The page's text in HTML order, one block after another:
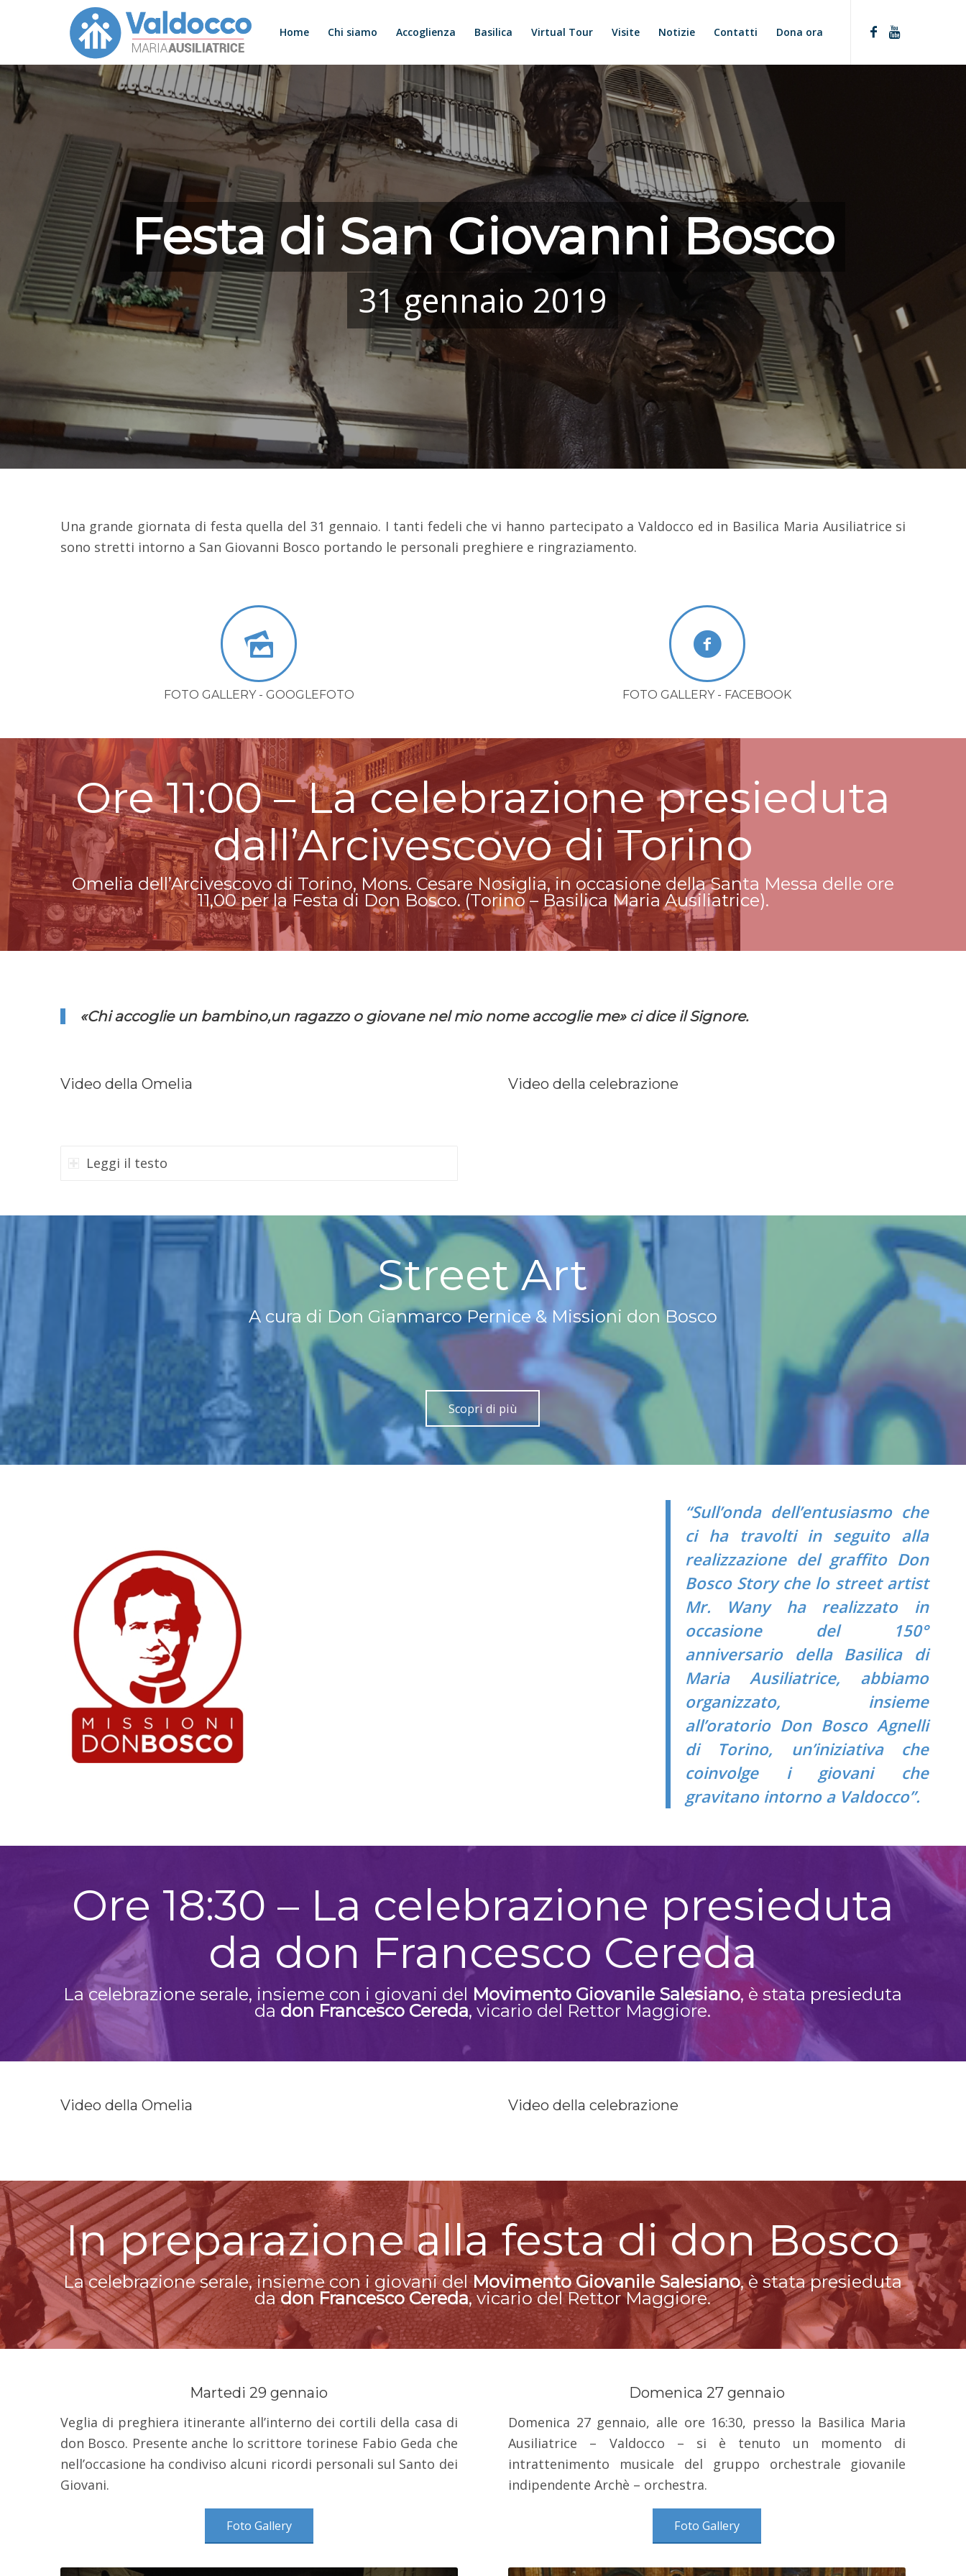
Home Chi siamo Accoglienza Basilica Virtual Tour Visite Notizie Contatti Dona ora
Festa di San Giovanni Bosco
31 gennaio 2019
Una grande giornata di festa quella del 31 gennaio. I tanti fedeli che vi hanno partecipato a Valdocco ed in Basilica Maria Ausiliatrice si
sono stretti intorno a San Giovanni Bosco portando le personali preghiere e ringraziamento.
FOTO GALLERY - GOOGLEFOTO FOTO GALLERY - FACEBOOK
Ore 11:00 – La celebrazione presieduta
dall’Arcivescovo di Torino
Omelia dell’Arcivescovo di Torino, Mons. Cesare Nosiglia, in occasione della Santa Messa delle ore
11,00 per la Festa di Don Bosco. (Torino – Basilica Maria Ausiliatrice).
«Chi accoglie un bambino,un ragazzo o giovane nel mio nome accoglie me» ci dice il Signore.
Video della Omelia
Leggi il testo
Video della celebrazione
Street Art
A cura di Don Gianmarco Pernice & Missioni don Bosco
Scopri di più
“Sull’onda dell’entusiasmo che
ci ha travolti in seguito alla
realizzazione del graffito Don
Bosco Story che lo street artist
Mr. Wany ha realizzato in
occasione del 150°
anniversario della Basilica di
Maria Ausiliatrice, abbiamo
organizzato, insieme
all’oratorio Don Bosco Agnelli
di Torino, un’iniziativa che
coinvolge i giovani che
gravitano intorno a Valdocco”.
Ore 18:30 – La celebrazione presieduta
da don Francesco Cereda
La celebrazione serale, insieme con i giovani del Movimento Giovanile Salesiano, è stata presieduta
da don Francesco Cereda, vicario del Rettor Maggiore.
Video della Omelia Video della celebrazione
In preparazione alla festa di don Bosco
La celebrazione serale, insieme con i giovani delMovimento Giovanile Salesiano, è stata presieduta
dadon Francesco Cereda, vicario del Rettor Maggiore.
Martedi 29 gennaio
Veglia di preghiera itinerante all’interno dei cortili della casa di
don Bosco. Presente anche lo scrittore torinese Fabio Geda che
nell’occasione ha condiviso alcuni ricordi personali sul Santo dei
Giovani.
Foto Gallery
Domenica 27 gennaio
Domenica 27 gennaio, alle ore 16:30, presso la Basilica Maria
Ausiliatrice – Valdocco – si è tenuto un momento di
intrattenimento musicale del gruppo orchestrale giovanile
indipendente Archè – orchestra.
Foto Gallery